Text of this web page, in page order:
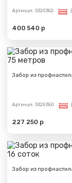
Артикул: S32E352
400 540 р
Забор из
Артикул: S32E350
227 250 р
Забор из